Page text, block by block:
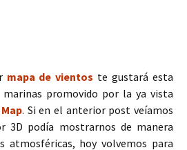
mapa de vientos te gustará esta
promovido por la ya vista
. Si en el anterior post veíamos
3D podía mostrarnos de manera
atmosféricas, hoy volvemos para